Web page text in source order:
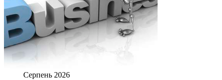
Серпень 2026